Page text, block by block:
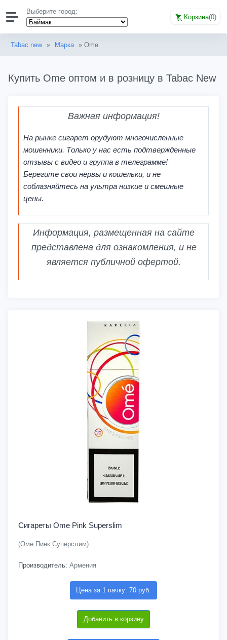
Выберите город:
Корзина(0)
Tabac new » Марка » Ome
Купить Ome оптом и в розницу в Tabac New
Важная информация!
На рынке сигарет орудуют многочисленные
мошенники. Только у нас есть подтвержденные
отзывы с видео и группа в телеграмме!
Берегите свои нервы и кошельки, и не
соблазняйтесь на ультра низкие и смешные
цены.
Информация, размещенная на сайте
представлена для ознакомления, и не
является публичной офертой.
Сигареты Ome Pink Superslim
(Оме Пинк Суперслим)
Производитель: Армения
Цена за 1 пачку: 70 руб.
Добавить в корзину